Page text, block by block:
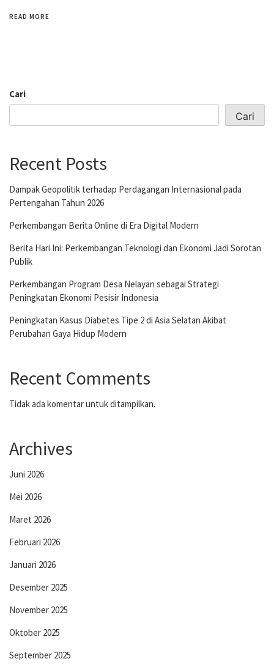
READ MORE
Cari
Cari
Recent Posts
Dampak Geopolitik terhadap Perdagangan Internasional pada
Pertengahan Tahun 2026
Perkembangan Berita Online di Era Digital Modern
Berita Hari Ini: Perkembangan Teknologi dan Ekonomi Jadi Sorotan
Publik
Perkembangan Program Desa Nelayan sebagai Strategi
Peningkatan Ekonomi Pesisir Indonesia
Peningkatan Kasus Diabetes Tipe 2 di Asia Selatan Akibat
Perubahan Gaya Hidup Modern
Recent Comments
Tidak ada komentar untuk ditampilkan.
Archives
Juni 2026
Mei 2026
Maret 2026
Februari 2026
Januari 2026
Desember 2025
November 2025
Oktober 2025
September 2025